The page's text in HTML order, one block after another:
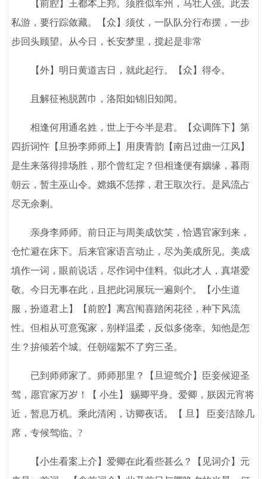
【前腔】王都本上邦。须胜似军州，马壮人强。此去
私游，要行踪敛藏。【众】须仗，一队队分行布摆，一步
步回头顾望。从今日，长安梦里，搅起是非常
【外】明日黄道吉日，就此起行。【众】得令。
且解征袍脱茜巾，洛阳如锦旧知闻。
相逢何用通名姓，世上于今半是君。【众调阵下】第
四折词忤【旦扮李师师上】用庚青韵【南吕过曲一江风】
是生来落得排场胜，那个曾红定？但相逢便有姻缘，暮雨
朝云，暂主巫山令。嫦娥不恁撑，君王取次行。是风流占
尽无余剩。
亲身李师师。前日正与周美成饮笑，恰遇官家到来，
仓忙避在床下。后来官家语言动止，尽为美成所见。美成
填作一词，眼前说话，尽作词中佳料。似此才人，真堪爱
敬。今日无事在此，且把此词展玩一遍则个。【小生道
服，扮道君上】【前腔】离宫闱喜踏闲花径，种下风流
性。但相从可意冤家，别样温柔，反似多侥幸。知他是怎
生？拚倾若个城。任朝端絮不了穷三圣。
已到师师家了。师师那里？【旦迎驾介】臣妾候迎圣
驾，愿官家万岁！【 小生】 赐卿平身。爱卿，朕因元宵将
近，暂息万机。乘此清闲，访卿夜话。【 旦】 臣妾洁除几
席，专候驾临。?
【小生看案上介】爱卿在此看些甚么？【见词介】元